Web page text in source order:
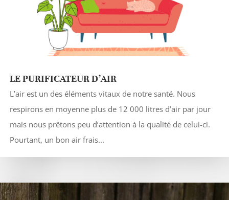
LE PURIFICATEUR D’AIR
L’air est un des éléments vitaux de notre santé. Nous
respirons en moyenne plus de 12 000 litres d’air par jour
mais nous prêtons peu d’attention à la qualité de celui-ci.
Pourtant, un bon air frais...